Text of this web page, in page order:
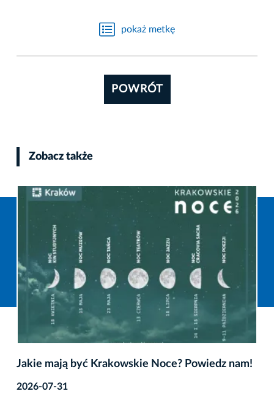
pokaż metkę
POWRÓT
Zobacz także
Jakie mają być Krakowskie Noce? Powiedz nam!
2026-07-31